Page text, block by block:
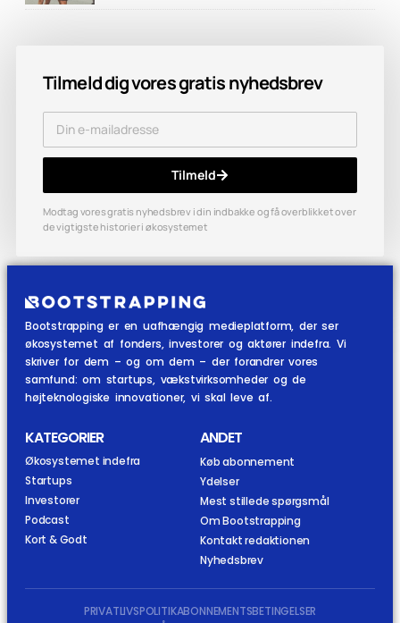
Tilmeld dig vores gratis nyhedsbrev
Tilmeld
Modtag vores gratis nyhedsbrev i din indbakke og få overblikket over
de vigtigste historier i økosystemet
Bootstrapping er en uafhængig medieplatform, der ser
økosystemet af fonders, investorer og aktører indefra. Vi
skriver for dem – og om dem – der forandrer vores
samfund: om startups, vækstvirksomheder og de
højteknologiske innovationer, vi skal leve af.
KATEGORIER
Økosystemet indefra
Startups
Investorer
Podcast
Kort & Godt
ANDET
Køb abonnement
Ydelser
Mest stillede spørgsmål
Om Bootstrapping
Kontakt redaktionen
Nyhedsbrev
PRIVATLIVSPOLITIKABONNEMENTSBETINGELSER